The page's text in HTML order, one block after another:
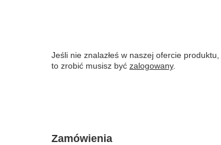
Jeśli nie znalazłeś w naszej ofercie
to zrobić musisz być zalogowany.
Zamówienia